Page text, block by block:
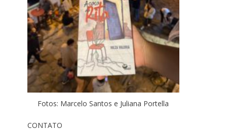
Fotos: Marcelo Santos e Juliana Portella
CONTATO